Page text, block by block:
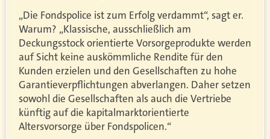
„Die Fondspolice ist zum Erfolg verdammt“, sagt er.
Warum? „Klassische, ausschließlich am
Deckungsstock orientierte Vorsorgeprodukte werden
auf Sicht keine auskömmliche Rendite für den
Kunden erzielen und den Gesellschaften zu hohe
Garantieverpflichtungen abverlangen. Daher setzen
sowohl die Gesellschaften als auch die Vertriebe
künftig auf die kapitalmarktorientierte
Altersvorsorge über Fondspolicen.“